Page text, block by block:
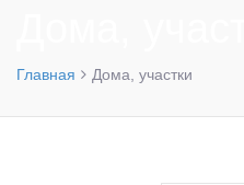
Главная Дома, участки